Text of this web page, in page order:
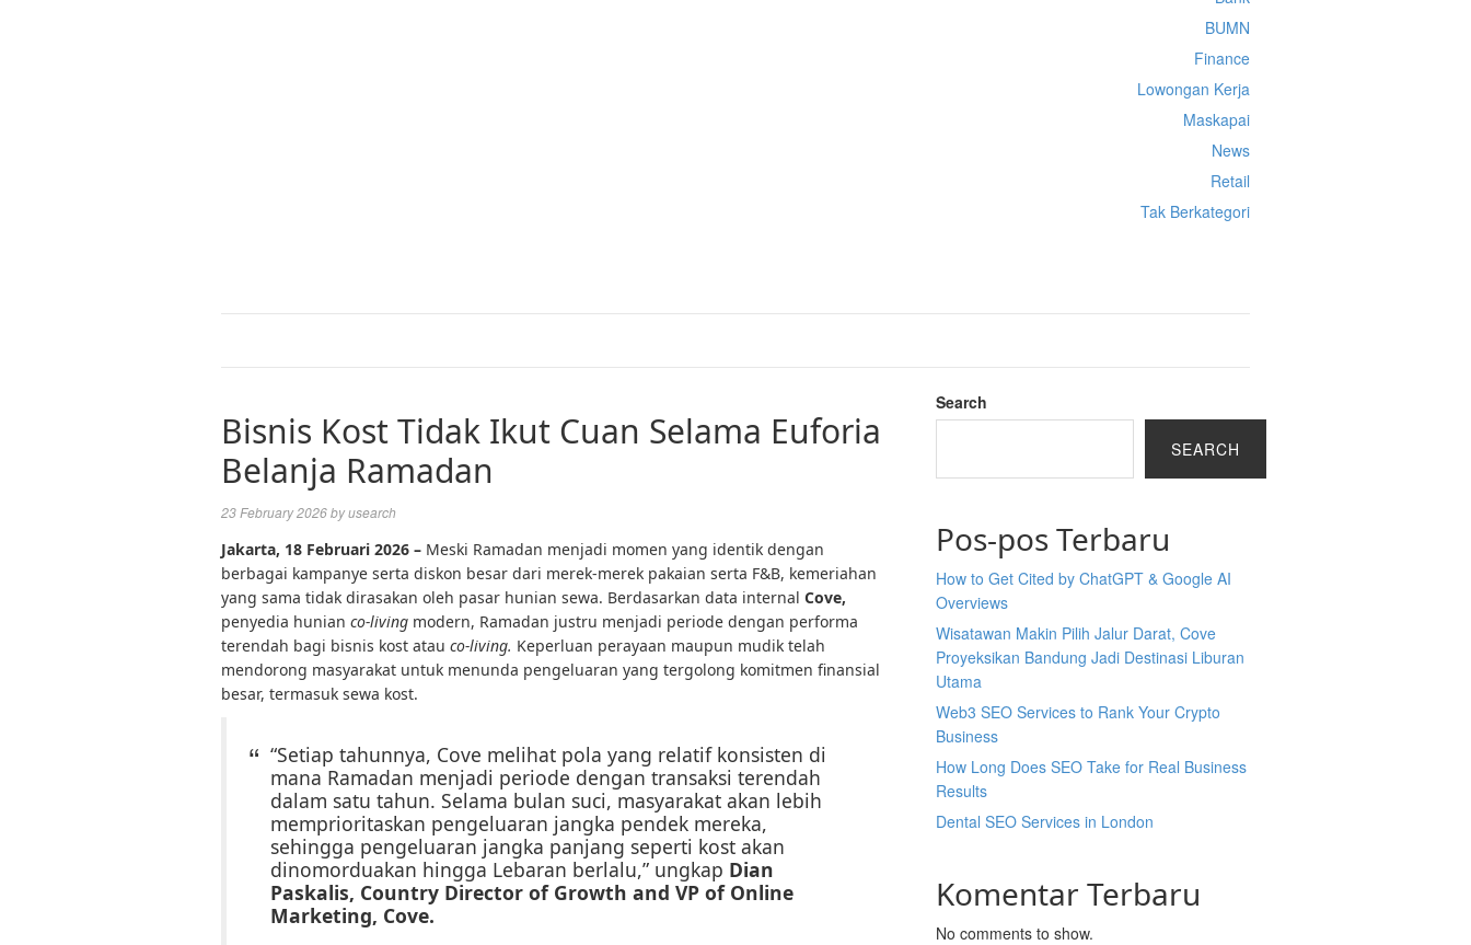
BUMN
Finance
Lowongan Kerja
Maskapai
News
Retail
Tak Berkategori
Bisnis Kost Tidak Ikut Cuan Selama Euforia
Belanja Ramadan
23 February 2026byusearch
Jakarta, 18 Februari 2026 – Meski Ramadan menjadi momen yang identik dengan
berbagai kampanye serta diskon besar dari merek-merek pakaian serta F&B, kemeriahan
yang sama tidak dirasakan oleh pasar hunian sewa. Berdasarkan data internal Cove,
penyedia hunian co-living modern, Ramadan justru menjadi periode dengan performa
terendah bagi bisnis kost atau co-living. Keperluan perayaan maupun mudik telah
mendorong masyarakat untuk menunda pengeluaran yang tergolong komitmen finansial
besar, termasuk sewa kost.
“Setiap tahunnya, Cove melihat pola yang relatif konsisten di
mana Ramadan menjadi periode dengan transaksi terendah
dalam satu tahun. Selama bulan suci, masyarakat akan lebih
memprioritaskan pengeluaran jangka pendek mereka,
sehingga pengeluaran jangka panjang seperti kost akan
dinomorduakan hingga Lebaran berlalu,” ungkap Dian
Paskalis, Country Director of Growth and VP of Online
Marketing, Cove.
Search
SEARCH
Pos-pos Terbaru
How to Get Cited by ChatGPT & Google AI
Overviews
Wisatawan Makin Pilih Jalur Darat, Cove
Proyeksikan Bandung Jadi Destinasi Liburan
Utama
Web3 SEO Services to Rank Your Crypto
Business
How Long Does SEO Take for Real Business
Results
Dental SEO Services in London
Komentar Terbaru
No comments to show.